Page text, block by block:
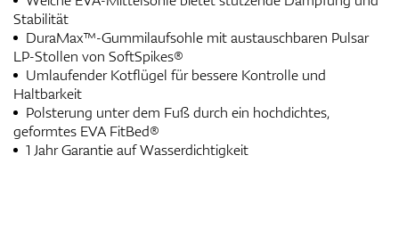
Stabilität
DuraMax™-Gummilaufsohle mit austauschbaren Pulsar
LP-Stollen von SoftSpikes®
Umlaufender Kotflügel für bessere Kontrolle und
Haltbarkeit
Polsterung unter dem Fuß durch ein hochdichtes,
geformtes EVA FitBed®
1 Jahr Garantie auf Wasserdichtigkeit